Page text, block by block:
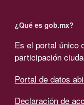
¿Qué es gob.mx?
Es el portal único
participación
Portal de datos
Declaración de